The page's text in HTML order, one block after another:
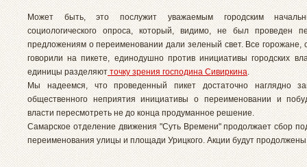
Может быть, это послужит уважаемым городским
социологического опроса, который, видимо, не был проведен
предложениям о переименовании дали зеленый свет. Все горожане,
говорили на пикете, единодушно против инициативы городских
единицы разделяют точку зрения господина Сивиркина.
Мы надеемся, что проведенный пикет достаточно наглядно
общественного неприятия инициативы о переименовании и
власти пересмотреть не до конца продуманное решение.
Самарское отделение движения "Суть Времени" продолжает сбор
переименования улицы и площади Урицкого. Акции будут